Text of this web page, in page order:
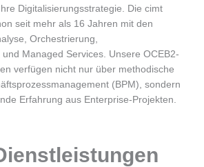
Digitalisierungsstrategie. Die cimt
seit mehr als 16 Jahren mit den
Orchestrierung,
Managed Services. Unsere OCEB2-
verfügen nicht nur über methodische
(BPM), sondern
Erfahrung aus Enterprise-Projekten.